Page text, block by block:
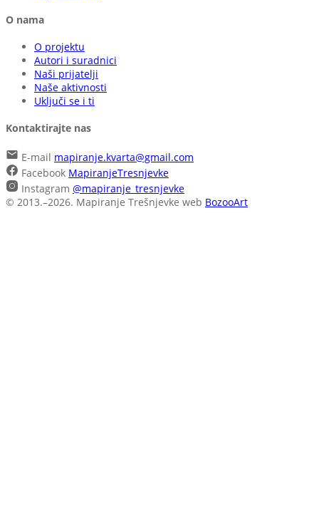
O nama
O projektu
Autori i suradnici
Naši prijatelji
Naše aktivnosti
Uključi se i ti
Kontaktirajte nas
E-mail mapiranje.kvarta@gmail.com
Facebook MapiranjeTresnjevke
Instagram @mapiranje_tresnjevke
© 2013.–2026. Mapiranje Trešnjevke web BozooArt